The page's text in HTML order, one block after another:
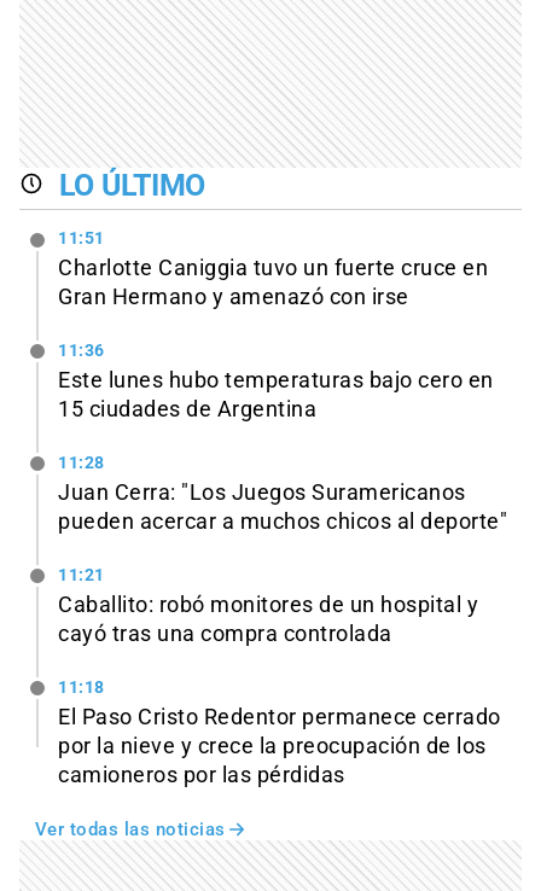
LO ÚLTIMO
11:51
Charlotte Caniggia tuvo un fuerte cruce en
Gran Hermano y amenazó con irse
11:36
Este lunes hubo temperaturas bajo cero en
15 ciudades de Argentina
11:28
Juan Cerra: "Los Juegos Suramericanos
pueden acercar a muchos chicos al deporte"
11:21
Caballito: robó monitores de un hospital y
cayó tras una compra controlada
11:18
El Paso Cristo Redentor permanece cerrado
por la nieve y crece la preocupación de los
camioneros por las pérdidas
Ver todas las noticias